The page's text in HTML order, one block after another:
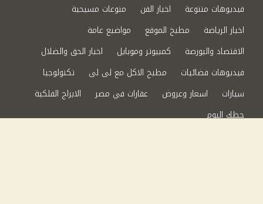
فيديوهات متنوعة
اخبار الفن
منوعات مسيحية
اخبار الرياضة
مطبخ الموقع
مواضيع عامة
الاقتصاد والبورصة
كمبيوتر وموبايل
اخبار الحق والضلال
فيديوهات فضائيات
مطبخ الاكل مع لى لى
تكنولوجيا
سيارات
اسعار وعروض عقارات في مصر
الابراج الفلكية
حظك اليوم